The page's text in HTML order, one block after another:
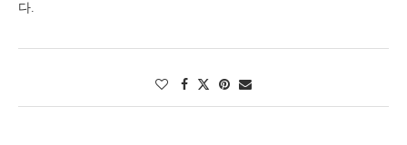
다.